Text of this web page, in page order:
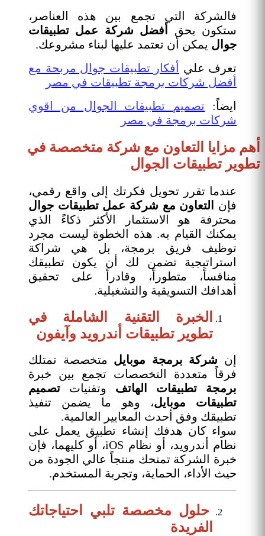
فالشركة التي تجمع بين هذه العناصر،
ستكون بحق
أفضل شركة عمل تطبيقات
جوال يمكن أن تعتمد عليها لبناء مشروعك.
تعرف علي
أفكار تطبيقات جوال مربحة مع
أفضل شركات برمجة تطبيقات في مصر
ايضاً:
تصميم تطبيقات الجوال من اقوي
شركات برمجة في مصر
أهم مزايا التعاون مع شركة متخصصة في
تطوير تطبيقات الجوال
عندما تقرر تحويل فكرتك إلى واقع رقمي،
فإن
التعاون مع شركة عمل تطبيقات جوال
محترفة هو الاستثمار الأكثر ذكاءً الذي
يمكنك القيام به. هذه الخطوة ليست مجرد
توظيف فريق برمجة، بل هي شراكة
استراتيجية تضمن لك أن يكون تطبيقك
منافساً، متطوراً، وقادراً على تحقيق
أهدافك التسويقية والتشغيلية.
الخبرة التقنية الشاملة في
تطوير تطبيقات أندرويد وآيفون
إن شركة برمجة موبايل متخصصة تمتلك
فرقاً متعددة التخصصات تجمع بين خبرة
برمجة تطبيقات الهاتف وتقنيات تصميم
تطبيقات موبايل، وهو ما يضمن تنفيذ
تطبيقك وفق أحدث المعايير العالمية.
سواء كان هدفك إنشاء تطبيق يعمل على
نظام أندرويد، أو نظام iOS، أو كليهما، فإن
خبرة الشركة تمنحك منتجاً عالي الجودة من
حيث الأداء، الحماية، وتجربة المستخدم.
حلول مخصصة تلبي احتياجاتك
الفريدة